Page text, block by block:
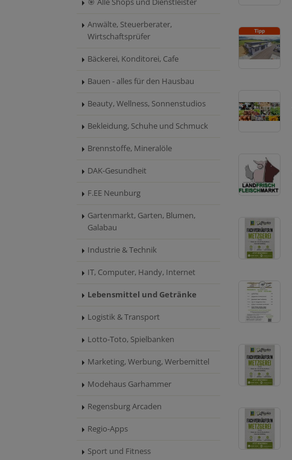
🎯 Alle Shops und Dienstleister
Anwälte, Steuerberater,
Wirtschaftsprüfer
Bäckerei, Konditorei, Cafe
Bauen - alles für den Hausbau
Beauty, Wellness, Sonnenstudios
Bekleidung, Schuhe und Schmuck
Brennstoffe, Mineralöle
DAK-Gesundheit
F.EE Neunburg
Gartenmarkt, Garten, Blumen,
Galabau
Industrie & Technik
IT, Computer, Handy, Internet
Lebensmittel und Getränke
Logistik & Transport
Lotto-Toto, Spielbanken
Marketing, Werbung, Werbemittel
Modehaus Garhammer
Regensburg Arcaden
Regio-Apps
Sport und Fitness